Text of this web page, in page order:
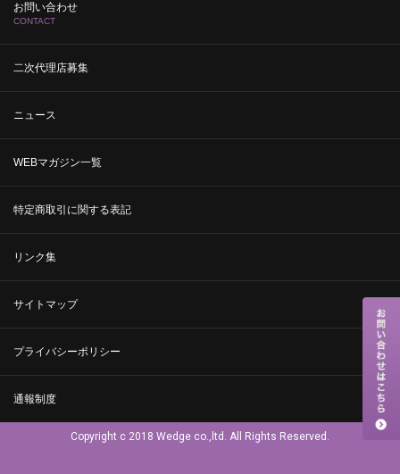
お問い合わせ
CONTACT
二次代理店募集
ニュース
WEBマガジン一覧
特定商取引に関する表記
リンク集
サイトマップ
プライバシーポリシー
通報制度
Copyright c 2018 Wedge co.,ltd. All Rights Reserved.